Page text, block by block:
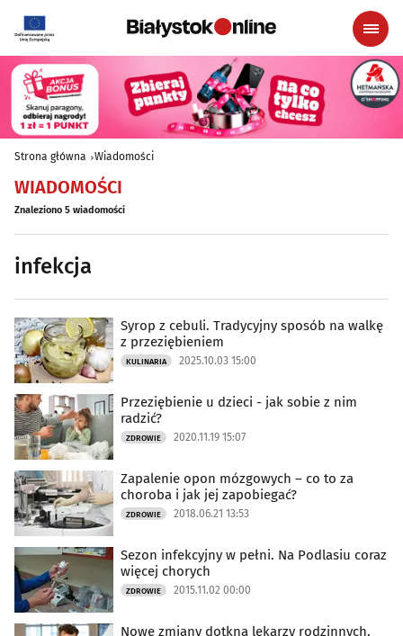
Strona główna Wiadomości
WIADOMOŚCI
Znaleziono 5 wiadomości
infekcja
Syrop z cebuli. Tradycyjny sposób na walkę
z przeziębieniem
KULINARIA 2025.10.03 15:00
Przeziębienie u dzieci - jak sobie z nim
radzić?
ZDROWIE 2020.11.19 15:07
Zapalenie opon mózgowych – co to za
choroba i jak jej zapobiegać?
ZDROWIE 2018.06.21 13:53
Sezon infekcyjny w pełni. Na Podlasiu coraz
więcej chorych
ZDROWIE 2015.11.02 00:00
Nowe zmiany dotkną lekarzy rodzinnych.